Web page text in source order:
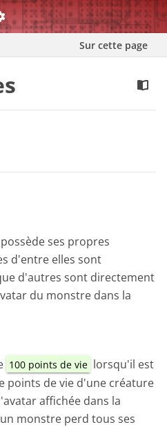
Sur cette page
ses propres
d'entre elles sont
d'autres sont directement
du monstre dans la
100 points de vie lorsqu'il est
points de vie d'une créature
affichée dans la
monstre perd tous ses